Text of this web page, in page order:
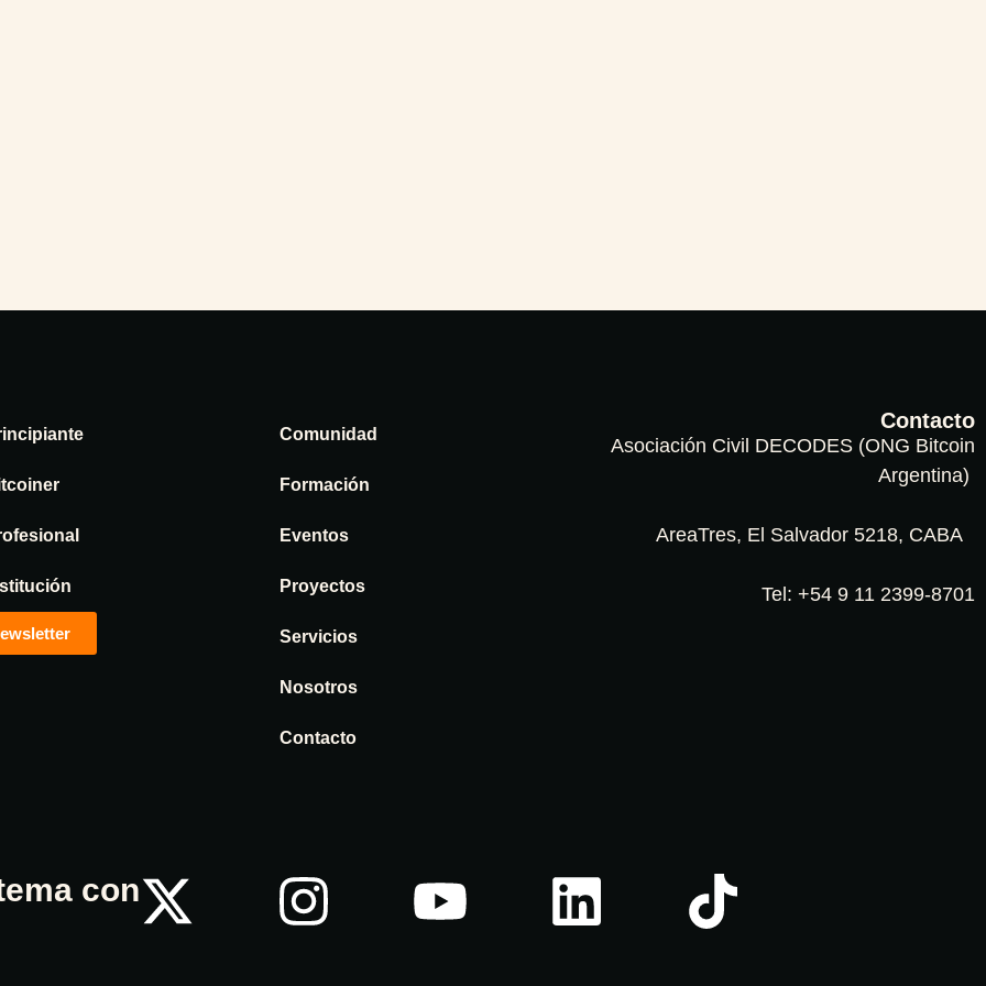
Comunidad
Formación
Eventos
Proyectos
Servicios
Nosotros
Contacto
Contacto
Asociación Civil DECODES (ONG Bitcoin
Argentina)
AreaTres, El Salvador 5218, CABA
Tel: +54 9 11 2399-8701
con